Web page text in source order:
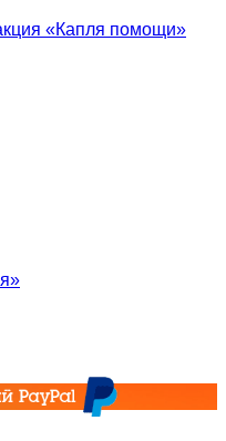
«Капля помощи»